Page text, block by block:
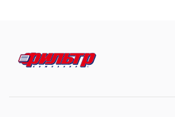
с 8.00 до 22.30, без выходных